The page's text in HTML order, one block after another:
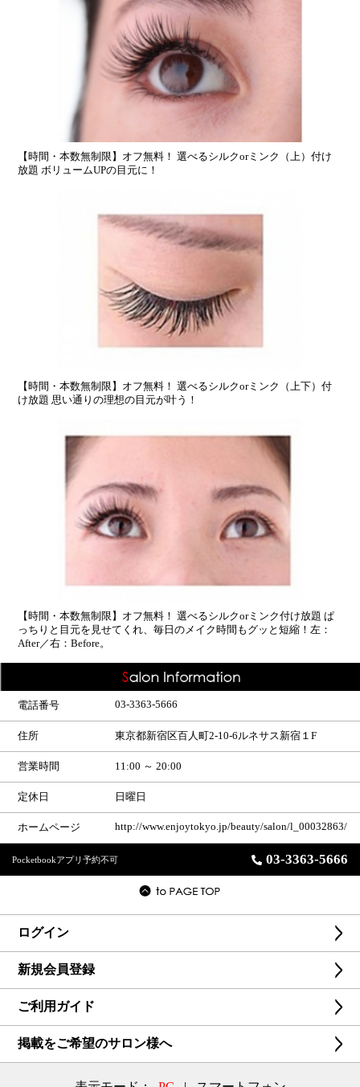
【時間・本数無制限】オフ無料！ 選べるシルクorミンク（上）付け
放題 ボリュームUPの目元に！
【時間・本数無制限】オフ無料！ 選べるシルクorミンク（上下）付
け放題 思い通りの理想の目元が叶う！
【時間・本数無制限】オフ無料！ 選べるシルクorミンク付け放題 ぱ
っちりと目元を見せてくれ、毎日のメイク時間もグッと短縮！左：
After／右：Before。
電話番号 03-3363-5666
住所 東京都新宿区百人町2-10-6ルネサス新宿１F
営業時間 11:00 ～ 20:00
定休日 日曜日
ホームページ http://www.enjoytokyo.jp/beauty/salon/l_00032863/
Pocketbookアプリ予約不可 03-3363-5666
ログイン
新規会員登録
ご利用ガイド
掲載をご希望のサロン様へ